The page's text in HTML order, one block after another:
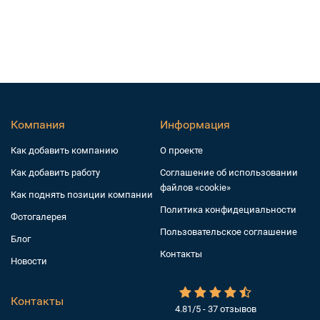
4.81/5 - 37 отзывов
Компания
Как добавить компанию
Как добавить работу
Как поднять позиции компании
Фотогалерея
Блог
Новости
Информация
О проекте
Соглашение об использовании
файлов «cookie»
Политика конфидециальности
Пользовательское соглашение
Контакты
Контакты